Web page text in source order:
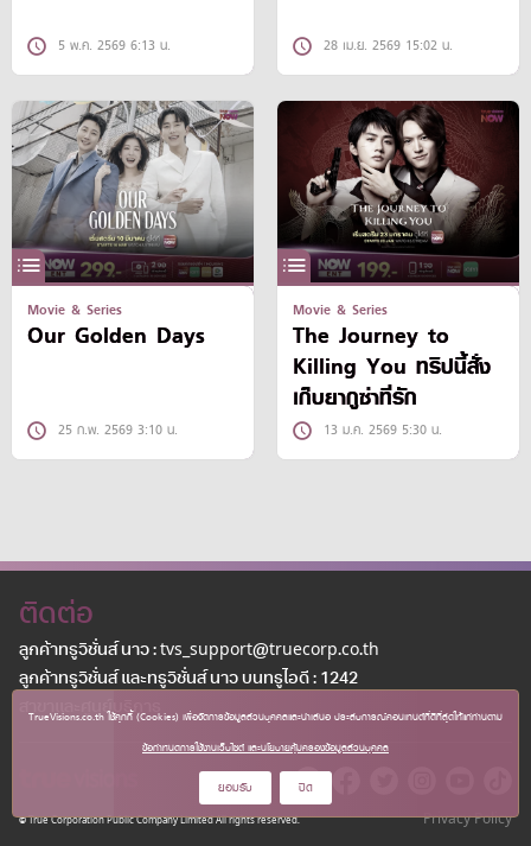
5 พ.ค. 2569 6:13 น. 28 เม.ย. 2569 15:02 น.
Movie & Series
Our Golden Days
25 ก.พ. 2569 3:10 น.
Movie & Series
The Journey to
Killing You ทริปนี้สั่ง
เก็บยากูซ่าที่รัก
13 ม.ค. 2569 5:30 น.
ติดต่อ
ลูกค้าทรูวิชั่นส์ นาว : tvs_support@truecorp.co.th
ลูกค้าทรูวิชั่นส์ และทรูวิชั่นส์ นาว บนทรูไอดี : 1242
สาขาเเละศูนย์บริการ
© True Corporation Public Company Limited All rights reserved. Privacy Policy
TrueVisions.co.th ใช้คุกกี้ (Cookies) เพื่อจัดการข้อมูลส่วนบุคคลและนำเสนอ ประสบการณ์คอนเทนต์ที่ดีที่สุดให้แก่ท่านตาม
ข้อกำหนดการใช้งานเว็บไซต์ และนโยบายคุ้มครองข้อมูลส่วนบุคคล
ยอมรับ ปิด